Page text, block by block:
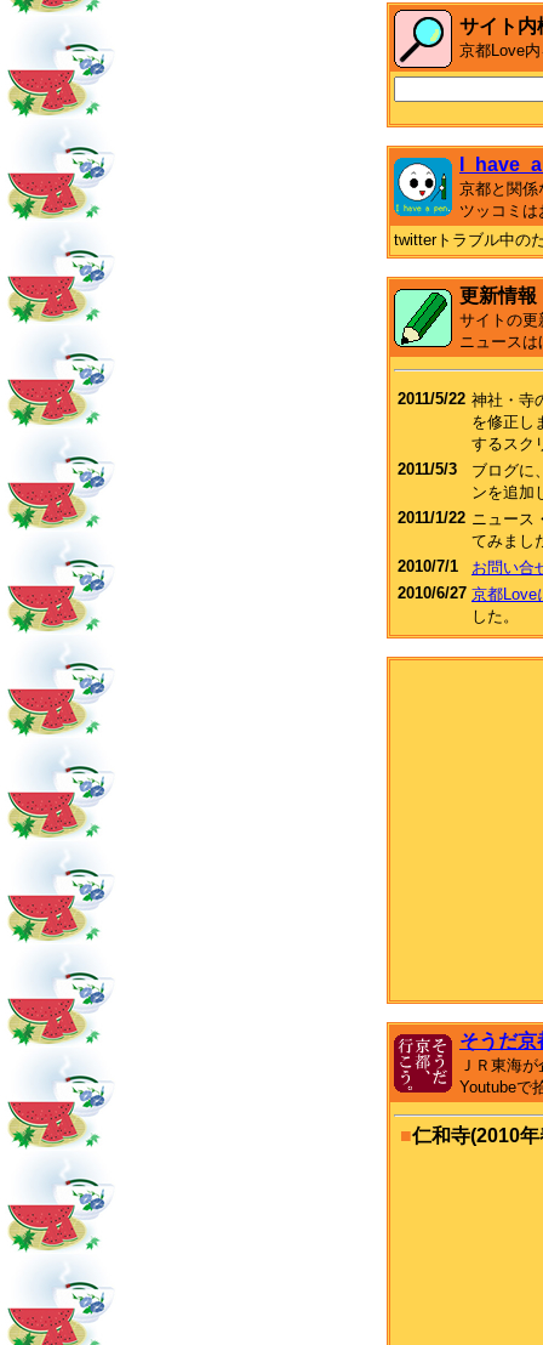
サイト内
京都Love
京都と関係
ツッコミ
twitterトラブル中の
更新情報
サイトの更
ニュース
2011/5/22 神社・寺
を修正し
するスク
2011/5/3
ブログに
ンを追加
2011/1/22 ニュース
てみまし
2010/7/1
お問い合
2010/6/27 京都Love
した。
そうだ京
ＪＲ東海
Youtubeで
■仁和寺(2010年